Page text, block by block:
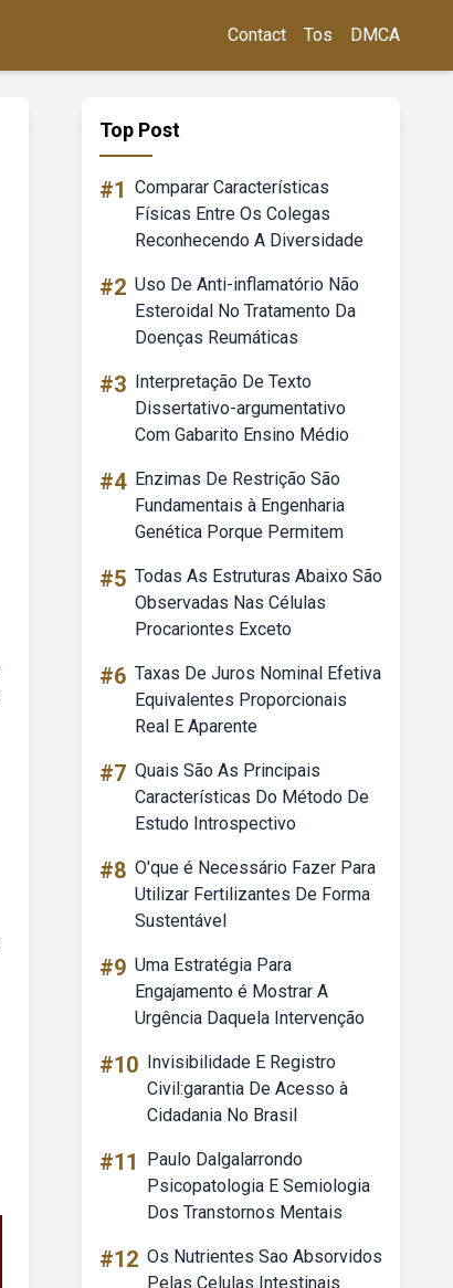
Contact Tos DMCA
Top Post
#1 Comparar Características
Físicas Entre Os Colegas
Reconhecendo A Diversidade
#2 Uso De Anti-inflamatório Não
Esteroidal No Tratamento Da
Doenças Reumáticas
#3 Interpretação De Texto
Dissertativo-argumentativo
Com Gabarito Ensino Médio
#4 Enzimas De Restrição São
Fundamentais à Engenharia
Genética Porque Permitem
#5 Todas As Estruturas Abaixo São
Observadas Nas Células
Procariontes Exceto
#6 Taxas De Juros Nominal Efetiva
Equivalentes Proporcionais
Real E Aparente
#7 Quais São As Principais
Características Do Método De
Estudo Introspectivo
#8 O'que é Necessário Fazer Para
Utilizar Fertilizantes De Forma
Sustentável
#9 Uma Estratégia Para
Engajamento é Mostrar A
Urgência Daquela Intervenção
#10 Invisibilidade E Registro
Civil:garantia De Acesso à
Cidadania No Brasil
#11
Paulo Dalgalarrondo
Psicopatologia E Semiologia
Dos Transtornos Mentais
#12 Os Nutrientes Sao Absorvidos
Pelas Celulas Intestinais